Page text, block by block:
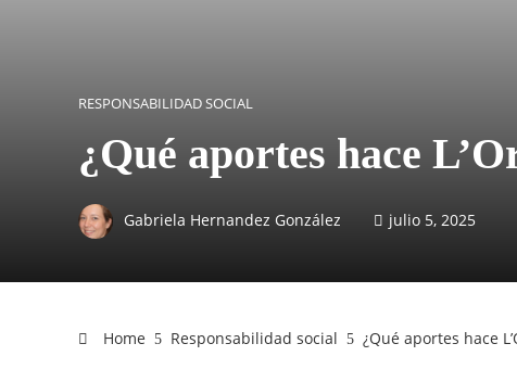
RESPONSABILIDAD SOCIAL
¿Qué aportes hace
Gabriela Hernandez González julio 5, 2025
Home Responsabilidad social ¿Qué aportes hace